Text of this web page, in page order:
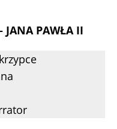
JANA PAWŁA II